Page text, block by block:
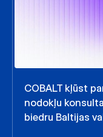
COBALT kļūst
nodokļu
biedru Baltijas